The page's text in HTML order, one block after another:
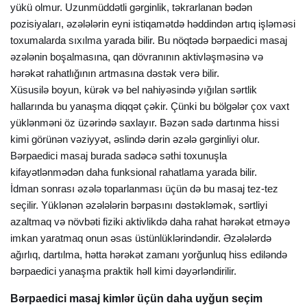
yükü olmur. Uzunmüddətli gərginlik, təkrarlanan bədən
pozisiyaları, əzələlərin eyni istiqamətdə həddindən artıq işləməsi
toxumalarda sıxılma yarada bilir. Bu nöqtədə bərpaedici masaj
əzələnin boşalmasına, qan dövranının aktivləşməsinə və
hərəkət rahatlığının artmasına dəstək verə bilir.
Xüsusilə boyun, kürək və bel nahiyəsində yığılan sərtlik
hallarında bu yanaşma diqqət çəkir. Çünki bu bölgələr çox vaxt
yüklənməni öz üzərində saxlayır. Bəzən sadə dartınma hissi
kimi görünən vəziyyət, əslində dərin əzələ gərginliyi olur.
Bərpaedici masaj burada sadəcə səthi toxunuşla
kifayətlənmədən daha funksional rahatlama yarada bilir.
İdman sonrası əzələ toparlanması üçün də bu masaj tez-tez
seçilir. Yüklənən əzələlərin bərpasını dəstəkləmək, sərtliyi
azaltmaq və növbəti fiziki aktivlikdə daha rahat hərəkət etməyə
imkan yaratmaq onun əsas üstünlüklərindəndir. Əzələlərdə
ağırlıq, dartılma, hətta hərəkət zamanı yorğunluq hiss ediləndə
bərpaedici yanaşma praktik həll kimi dəyərləndirilir.
Bərpaedici masaj kimlər üçün daha uyğun seçim